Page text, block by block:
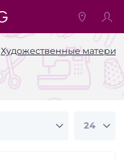
Художественные